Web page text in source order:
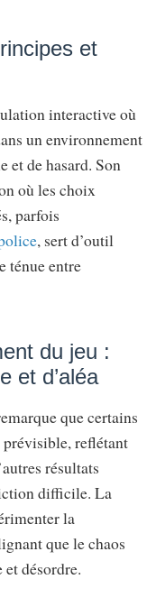
et
interactive où
un environnement
et de hasard. Son
où les choix
parfois
, sert d’outil
ténue entre
du jeu :
et d’aléa
que certains
reflétant
résultats
difficile. La
la
que le chaos
désordre.